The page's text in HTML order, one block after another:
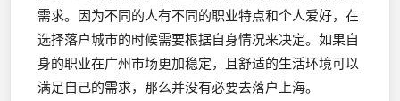
需求。因为不同的人有不同的职业特点和个人爱好，在
选择落户城市的时候需要根据自身情况来决定。如果自
身的职业在广州市场更加稳定，且舒适的生活环境可以
满足自己的需求，那么并没有必要去落户上海。